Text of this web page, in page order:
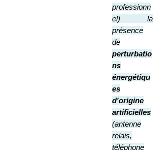
professionn
el) la
présence
de
perturbatio
ns
énergétiqu
es
d'origine
artificielles
(antenne
relais,
téléphone